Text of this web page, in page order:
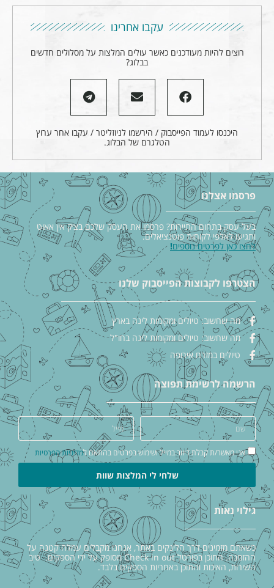
עקבו אחרינו
רוצים להיות מעודכנים כאשר עולים המלצות על מסלולים חדשים
בבלוג?
היכנסו לעמוד הפייסבוק / הירשמו לניוזליטר / עקבו אחר ערוץ
הטלגרם של הבלוג.
פרסמו אצלנו
בעל עסק בתחום התיירות? פרסמו את העסק שלכם בצ׳ק אין אאוט
ותגיעו לאלפי לקוחות פוטנציאלים.
לחצו כאן לפרטים נוספים!
הצטרפו לקבוצות הפייסבוק שלנו
מה שחשוב: טיולים ומקומות לינה בארץ
מה שחשוב: טיולים ומקומות לינה בחו"ל
טיולים במזרח אירופה
הרשמה לרשימת תפוצה
אני מאשר/ת קבלת דיוור במייל ושימוש בפרטים בהתאם למדיניות הפרטיות
שלחי לי המלצות שוות
גילוי נאות
כשאתם מזמינים דרך הלינקים באתר, אנחנו מקבלים עמלה קטנה על
ההזמנה. התוכן בפורטל Check in out מסופק על ידי הספקים. טיב
השירות, האיכות והתוכן באחריות הספקים בלבד.